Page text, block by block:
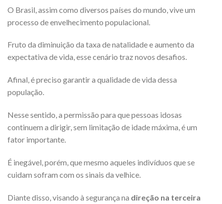
O Brasil, assim como diversos países do mundo, vive um
processo de envelhecimento populacional.
Fruto da diminuição da taxa de natalidade e aumento da
expectativa de vida, esse cenário traz novos desafios.
Afinal, é preciso garantir a qualidade de vida dessa
população.
Nesse sentido, a permissão para que pessoas idosas
continuem a dirigir, sem limitação de idade máxima, é um
fator importante.
É inegável, porém, que mesmo aqueles indivíduos que se
cuidam sofram com os sinais da velhice.
Diante disso, visando à segurança na direção na terceira